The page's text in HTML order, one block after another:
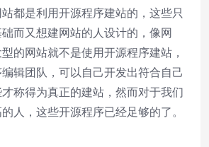
都是利用开源程序建站的，这些只
而又想建网站的人设计的，像网
的网站就不是使用开源程序建站，
辑团队，可以自己开发出符合自己
称得为真正的建站，然而对于我们
人，这些开源程序已经足够的了。